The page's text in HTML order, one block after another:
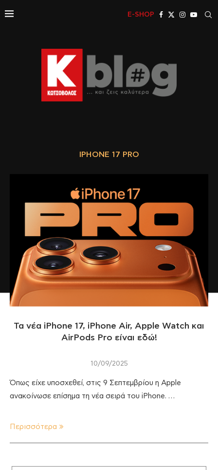
E-SHOP
IPHONE 17 PRO
Τα νέα iPhone 17, iPhone Air, Apple Watch και
AirPods Pro είναι εδώ!
10/09/2025
Όπως είχε υποσχεθεί, στις 9 Σεπτεμβρίου η Apple
ανακοίνωσε επίσημα τη νέα σειρά του iPhone. …
Περισσότερα